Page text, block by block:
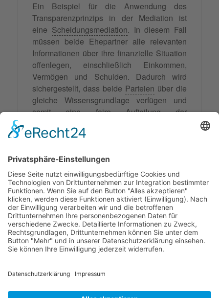
Ein Beispiel für die Anwendung des
Transparenzprinzips in der Mediation ist
eine Scheidungsmediation. In diesem Fall
müssen beide Ehepartner alle relevanten
Informationen über ihre finanzielle Situation
offenlegen, einschließlich Einkommen,
Vermögen und Schulden. Dadurch wird
sichergestellt, dass beide Parteien über die
gleiche Wissensgrundlage verfügen und
somit eine faire Aufteilung der
der Entscheidungsfindung, wie
Sorgerechtsfür gemeinsame Kinder, ist es
wichtig, dass beide Parteien transparent
miteinander kommunizieren und gemeinsam
eineLösungerarbeiten.
© 2026 Frank Hartung Ihr Mediator bei Konflikten in Familie,